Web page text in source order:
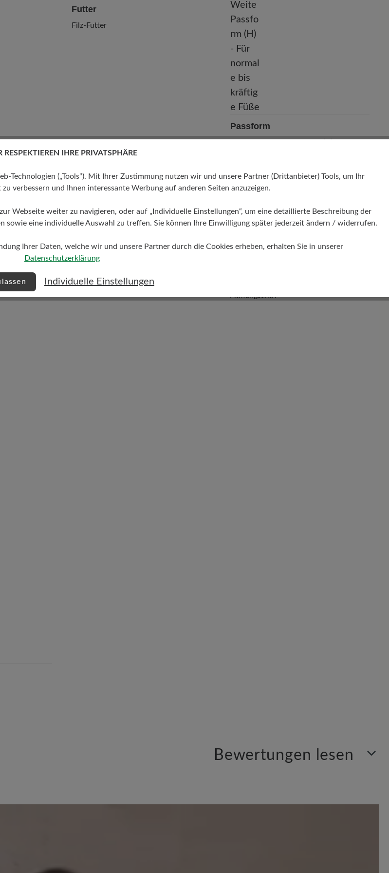
Futter
Filz-Futter
Passform
Dämpfungsgrad
Atmungsaktiv
Bewertungen lesen
RESPEKTIEREN IHRE PRIVATSPHÄRE
Technologien („Tools“). Mit Ihrer Zustimmung nutzen wir und unsere Partner (Drittanbieter) Tools, um Ihr
verbessern und Ihnen interessante Werbung auf anderen Seiten anzuzeigen.
Webseite weiter zu navigieren, oder auf „Individuelle Einstellungen“, um eine detaillierte Beschreibung der
sowie eine individuelle Auswahl zu treffen. Sie können Ihre Einwilligung später jederzeit ändern / widerrufen.
Ihrer Daten, welche wir und unsere Partner durch die Cookies erheben, erhalten Sie in unserer
Datenschutzerklärung
Individuelle Einstellungen